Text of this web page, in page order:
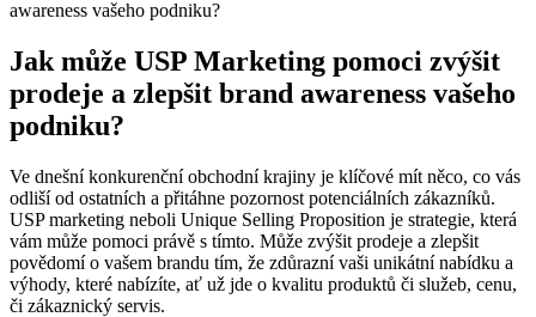
Jak může USP Marketing pomoci zvýšit
‌prodeje a⁣ zlepšit ‍brand awareness vašeho
podniku?
Ve dnešní konkurenční obchodní ⁤krajiny je klíčové mít něco, co vás
odliší od ostatních a přitáhne pozornost ​potenciálních zákazníků.
USP marketing neboli⁢ Unique Selling⁤ Proposition‍ je strategie, která
vám‌ může pomoci‍ právě s tímto. Může⁤ zvýšit ⁢prodeje a zlepšit‍
povědomí o vašem ‍brandu tím,⁣ že zdůrazní vaši unikátní nabídku a
výhody, které nabízíte, ať ⁢už jde o kvalitu produktů či‍ služeb, ⁤cenu,
či zákaznický servis.